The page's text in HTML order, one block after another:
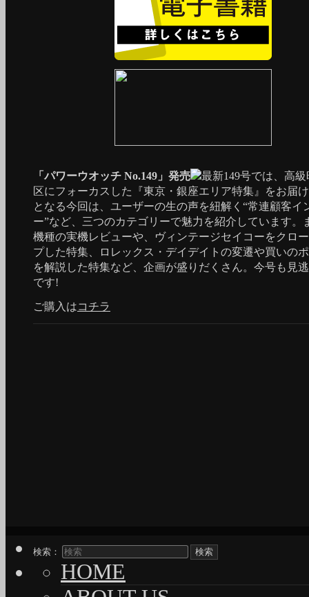
「パワーウオッチ No.149」発売
最新149号では、高
区にフォーカスした『東京・銀座エリア特集』をお届
となる今回は、ユーザーの生の声を紐解く“常連顧客イ
ー”など、三つのカテゴリーで魅力を紹介しています。
機種の実機レビューや、ヴィンテージセイコーをクロ
プした特集、ロレックス・デイデイトの変遷や買いの
を解説した特集など、企画が盛りだくさん。今号も見
です!
ご購入はコチラ
検索：
HOME